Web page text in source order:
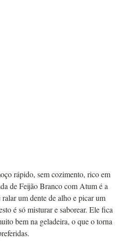
rápido, sem cozimento, rico em
de Feijão Branco com Atum é a
um dente de alho e picar um
é só misturar e saborear. Ele fica
bem na geladeira, o que o torna